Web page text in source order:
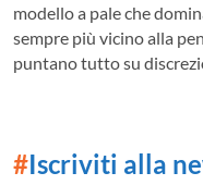
modello a pale che
sempre più vicino alla
puntano tutto su
#Iscriviti alla